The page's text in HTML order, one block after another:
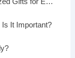
It Important?